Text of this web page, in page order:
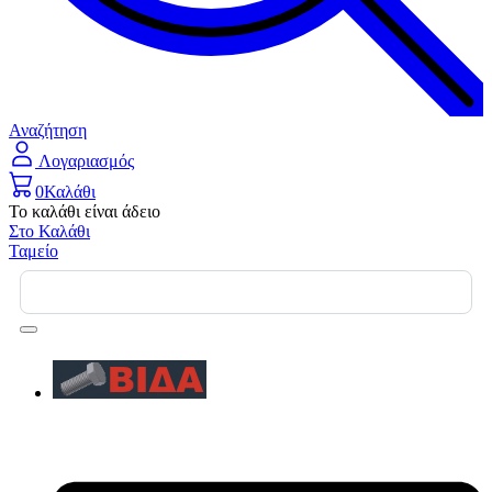
Αναζήτηση
Λογαριασμός
0Καλάθι
Το καλάθι είναι άδειο
Στο Καλάθι
Ταμείο